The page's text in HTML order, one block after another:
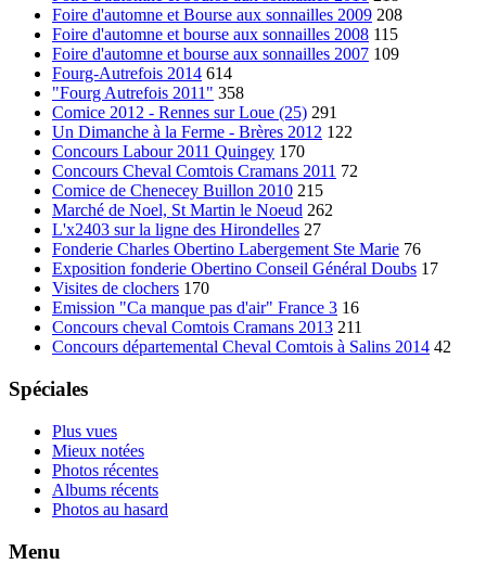
Foire d'automne et Bourse aux sonnailles 2009 208
Foire d'automne et bourse aux sonnailles 2008 115
Foire d'automne et bourse aux sonnailles 2007 109
Fourg-Autrefois 2014 614
"Fourg Autrefois 2011" 358
Comice 2012 - Rennes sur Loue (25) 291
Un Dimanche à la Ferme - Brères 2012 122
Concours Labour 2011 Quingey 170
Concours Cheval Comtois Cramans 2011 72
Comice de Chenecey Buillon 2010 215
Marché de Noel, St Martin le Noeud 262
L'x2403 sur la ligne des Hirondelles 27
Fonderie Charles Obertino Labergement Ste Marie 76
Exposition fonderie Obertino Conseil Général Doubs 17
Visites de clochers 170
Emission "Ca manque pas d'air" France 3 16
Concours cheval Comtois Cramans 2013 211
Concours départemental Cheval Comtois à Salins 2014 42
Spéciales
Plus vues
Mieux notées
Photos récentes
Albums récents
Photos au hasard
Menu